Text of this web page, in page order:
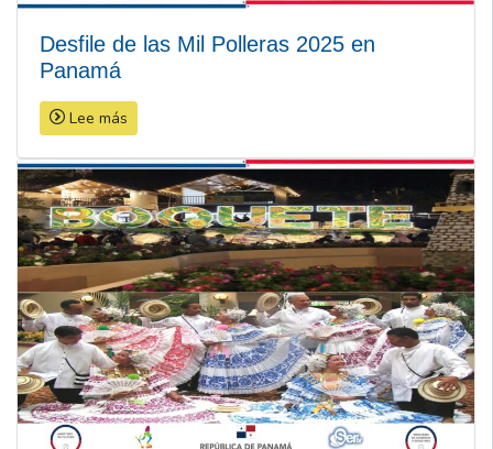
Desfile de las Mil Polleras 2025 en
Panamá
Lee más